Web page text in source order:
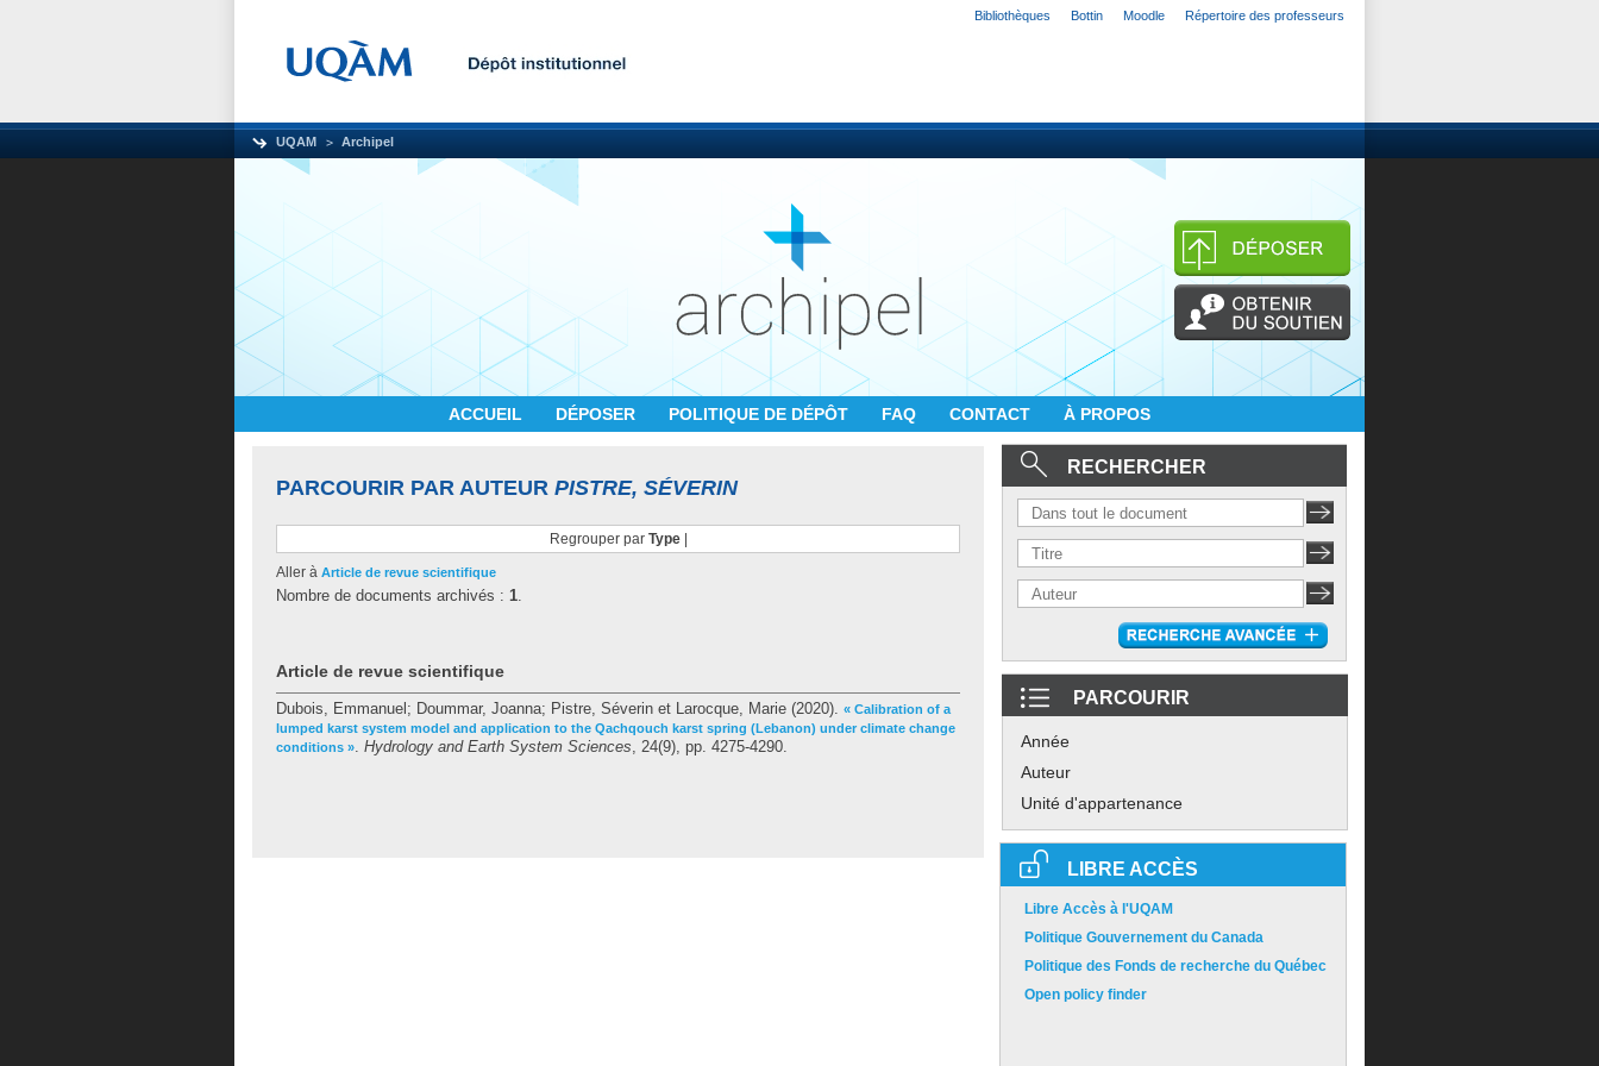
Bibliothèques Bottin Moodle Répertoire des professeurs
UQAM Archipel
ACCUEIL DÉPOSER POLITIQUE DE DÉPÔT FAQ CONTACT À PROPOS
PARCOURIR PAR AUTEUR PISTRE, SÉVERIN
Regrouper par Type|
Aller à Article de revue scientifique
Nombre de documents archivés : 1.
Article de revue scientifique
Dubois, Emmanuel ; Doummar, Joanna; Pistre, Séverin et Larocque, Marie (2020). « Calibration of a
lumped karst system model and application to the Qachqouch karst spring (Lebanon) under climate change
conditions ». Hydrology and Earth System Sciences, 24(9), pp. 4275-4290.
RECHERCHER
PARCOURIR
Année
Auteur
Unité d'appartenance
LIBRE ACCÈS
Libre Accès à l'UQAM
Politique Gouvernement du Canada
Politique des Fonds de recherche du Québec
Open policy finder